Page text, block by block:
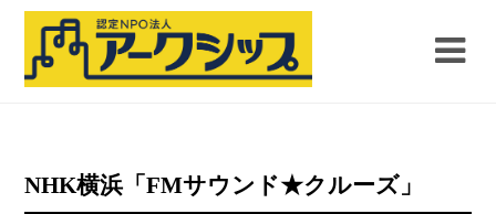
NHK横浜「FMサウンド★クルーズ」